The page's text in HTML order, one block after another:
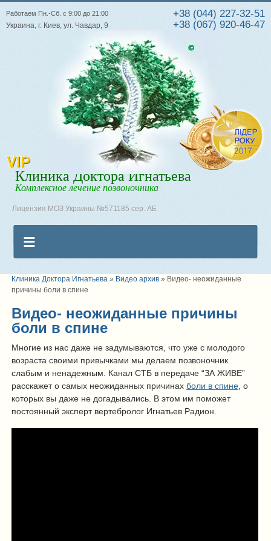
+38 (044) 227-32-51
+38 (067) 920-46-47
Работаем Пн.-Сб. с 9:00 до 21:00
Украина, г. Киев, ул. Чавдар, 9
VIP
Клиника Доктора Игнатьева
Комплексное лечение позвоночника
Лицензия МОЗ Украины №571185 сер. АЕ
Клиника Доктора Игнатьева » Видео архив » Видео- неожиданные
причины боли в спине
Видео- неожиданные причины
боли в спине
Многие из нас даже не задумываются, что уже с молодого
возраста своими привычками мы делаем позвоночник
слабым и ненадежным. Канал СТБ в передаче “ЗА ЖИВЕ”
расскажет о самых неожиданных причинах боли в спине , о
которых вы даже не догадывались. В этом им поможет
постоянный эксперт вертебролог Игнатьев Радион.